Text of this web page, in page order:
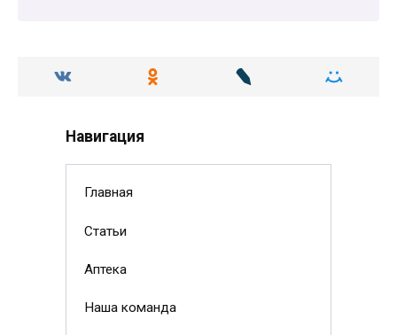
Навигация
Главная
Статьи
Аптека
Наша команда